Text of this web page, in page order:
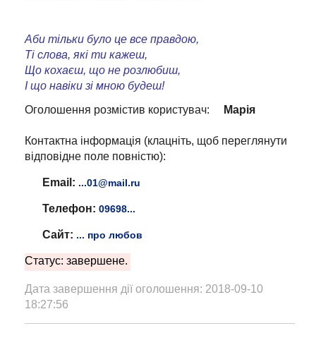
Аби тільки було це все правдою,
Ті слова, які ти кажеш,
Що кохаєш, що не розлюбиш,
І що навіки зі мною будеш!
Оголошення розмістив користувач:
Марія
Контактна інформація (клацніть, щоб переглянути
відповідне поле повністю):
Email: ...01@mail.ru
Телефон: 09698...
Сайт: ... про любов
Статус: завершене.
Дата завершення дії оголошення: 2018-09-10
18:27:56